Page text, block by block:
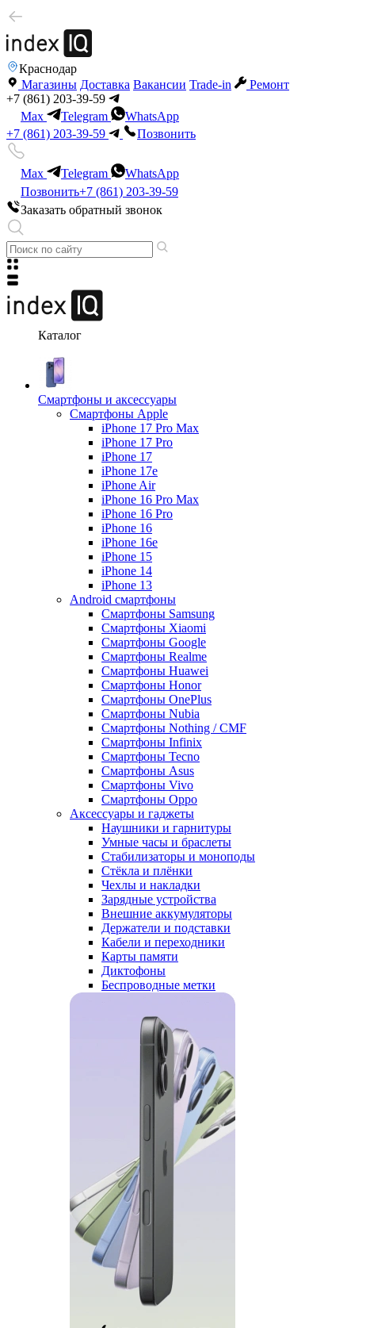
Краснодар
Магазины Доставка Вакансии Trade-in
Ремонт
+7 (861) 203-39-59
Max
Telegram
WhatsApp
+7 (861) 203-39-59
Позвонить
Max Telegram
WhatsApp
Позвонить+7 (861) 203-39-59
Заказать обратный звонок
Каталог
Смартфоны и аксессуары
Смартфоны Apple
iPhone 17 Pro Max
iPhone 17 Pro
iPhone 17
iPhone 17e
iPhone Air
iPhone 16 Pro Max
iPhone 16 Pro
iPhone 16
iPhone 16e
iPhone 15
iPhone 14
iPhone 13
Android cмартфоны
Смартфоны Samsung
Смартфоны Xiaomi
Смартфоны Google
Смартфоны Realme
Смартфоны Huawei
Смартфоны Honor
Смартфоны OnePlus
Смартфоны Nubia
Смартфоны Nothing / CMF
Смартфоны Infinix
Смартфоны Tecno
Смартфоны Asus
Смартфоны Vivo
Смартфоны Oppo
Аксессуары и гаджеты
Наушники и гарнитуры
Умные часы и браслеты
Стабилизаторы и моноподы
Стёкла и плёнки
Чехлы и накладки
Зарядные устройства
Внешние аккумуляторы
Держатели и подставки
Кабели и переходники
Карты памяти
Диктофоны
Беспроводные метки